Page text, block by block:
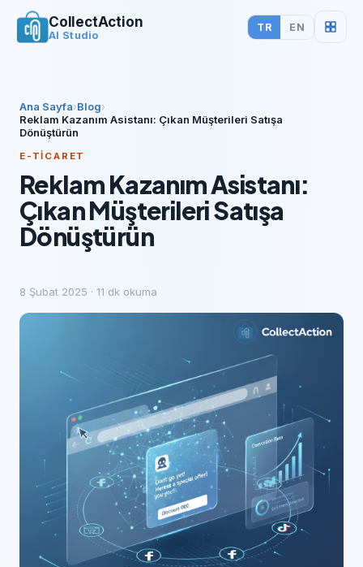
CollectAction
AI Studio
TR EN
Ana Sayfa›Blog›
Reklam Kazanım Asistanı: Çıkan Müşterileri Satışa
Dönüştürün
E-TICARET
Reklam Kazanım Asistanı:
Çıkan Müşterileri Satışa
Dönüştürün
8 Şubat 2025 · 11 dk okuma